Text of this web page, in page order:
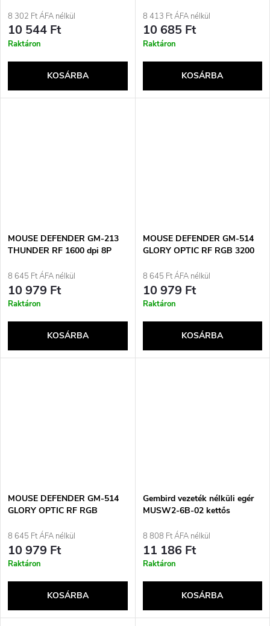
1000 DPI
8 302 Ft ÁFA nélkül
10 544 Ft
Raktáron
KOSÁRBA
8 413 Ft ÁFA nélkül
10 685 Ft
Raktáron
KOSÁRBA
MOUSE DEFENDER GM-213
THUNDER RF 1600 dpi 8P
8 645 Ft ÁFA nélkül
10 979 Ft
Raktáron
KOSÁRBA
MOUSE DEFENDER GM-514
GLORY OPTIC RF RGB 3200
8 645 Ft ÁFA nélkül
10 979 Ft
Raktáron
KOSÁRBA
MOUSE DEFENDER GM-514
GLORY OPTIC RF RGB
8 645 Ft ÁFA nélkül
10 979 Ft
Raktáron
KOSÁRBA
Gembird vezeték nélküli egér
MUSW2-6B-02 kettős
2400 DPI, 6 gomb, fekete
8 808 Ft ÁFA nélkül
11 186 Ft
Raktáron
KOSÁRBA